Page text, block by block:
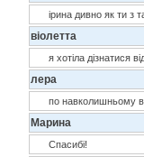
ірина дивно як ти з
віолетта
я хотіла дізнатися
лера
по навколишньому
Марина
Спасибі!